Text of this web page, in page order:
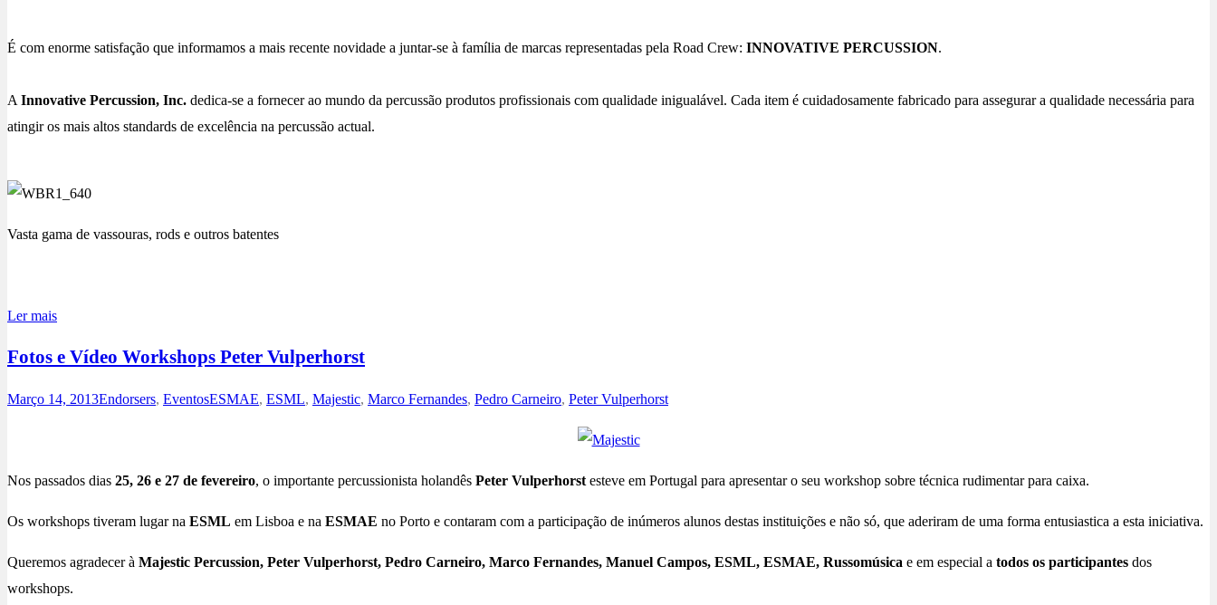
É com enorme satisfação que informamos a mais recente novidade a juntar-se à família de marcas representadas pela Road Crew: INNOVATIVE PERCUSSION.
A Innovative Percussion, Inc. dedica-se a fornecer ao mundo da percussão produtos profissionais com qualidade inigualável. Cada item é cuidadosamente fabricado para assegurar a qualidade necessária para
atingir os mais altos standards de excelência na percussão actual.
Vasta gama de vassouras, rods e outros batentes
Ler mais
Fotos e Vídeo Workshops Peter Vulperhorst
Março 14, 2013Endorsers, EventosESMAE, ESML, Majestic, Marco Fernandes, Pedro Carneiro, Peter Vulperhorst
Nos passados dias 25, 26 e 27 de fevereiro, o importante percussionista holandês Peter Vulperhorstesteve em Portugal para apresentar o seu workshop sobre técnica rudimentar para caixa.
Os workshops tiveram lugar na ESML em Lisboa e na ESMAE no Porto e contaram com a participação de inúmeros alunos destas instituições e não só, que aderiram de uma forma entusiastica a esta iniciativa.
Queremos agradecer à Majestic Percussion, Peter Vulperhorst, Pedro Carneiro, Marco Fernandes, Manuel Campos, ESML, ESMAE, Russomúsica e em especial a todos os participantes dos
workshops.